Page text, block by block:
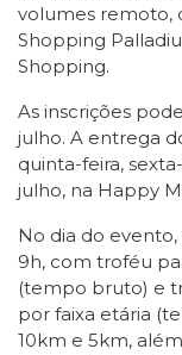
volumes remoto,
Shopping
Shopping.
As inscrições
julho. A entrega
quinta-feira,
julho, na Happy
No dia do
9h, com troféu
(tempo bruto) e
por faixa etária
10km e 5km,